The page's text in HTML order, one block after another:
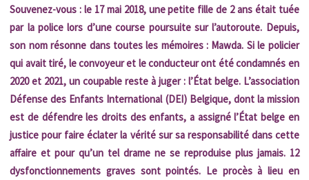
Souvenez-vous : le 17 mai 2018, une petite fille de 2 ans était tuée
par la police lors d’une course poursuite sur l’autoroute. Depuis,
son nom résonne dans toutes les mémoires : Mawda. Si le policier
qui avait tiré, le convoyeur et le conducteur ont été condamnés en
2020 et 2021, un coupable reste à juger : l’État belge. L’association
Défense des Enfants International (DEI) Belgique, dont la mission
est de défendre les droits des enfants, a assigné l’État belge en
justice pour faire éclater la vérité sur sa responsabilité dans cette
affaire et pour qu’un tel drame ne se reproduise plus jamais. 12
dysfonctionnements graves sont pointés. Le procès à lieu en